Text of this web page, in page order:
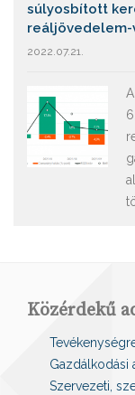
súlyosbított
reáljövedelem-
2022.07.21.
Közérdekű
Gazdálkodási
Szervezeti,